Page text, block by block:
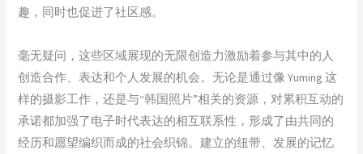
趣，同时也促进了社区感。
毫无疑问，这些区域展现的无限创造力激励着参与其中的人
创造合作、表达和个人发展的机会。无论是通过像 Yuming 这
样的摄影工作，还是与“韩国照片”相关的资源，对累积互动的
承诺都加强了电子时代表达的相互联系性，形成了由共同的
经历和愿望编织而成的社会织锦。建立的纽带、发展的记忆